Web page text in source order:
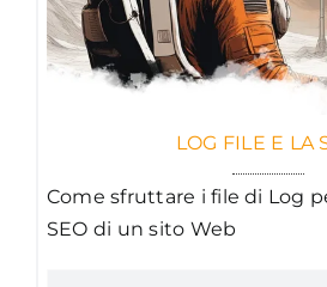
LOG FILE E LA
Come sfruttare i file di Log
SEO di un sito Web